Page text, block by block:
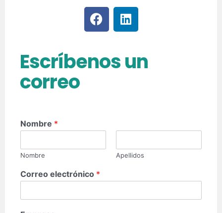
Escríbenos un
correo
Nombre *
Nombre Apellidos
Correo electrónico *